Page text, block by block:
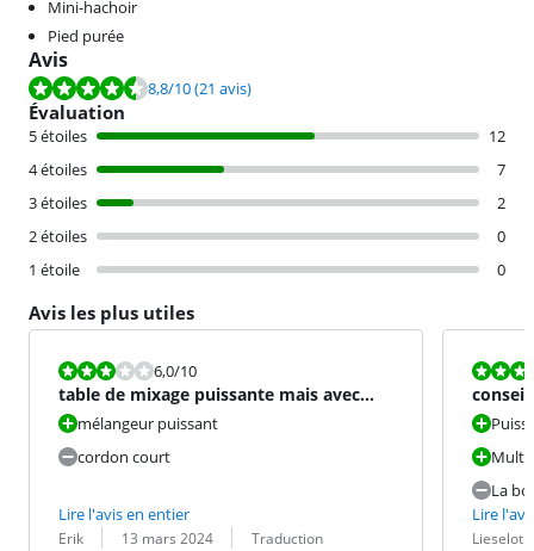
Mini-hachoir
Pied purée
Avis
La note est de 8,8 sur 10, basée sur 21 avis.
8,8/10(21 avis)
Évaluation
5 étoiles
12
4 étoiles
7
3 étoiles
2
2 étoiles
0
1 étoile
0
Avis les plus utiles
La note est 6,0 sur 10.
6,0/10
table de mixage puissante mais avec
quelques inconvénients
mélangeur puissant
cordon court
Lire l'avis en entier
Évaluation par :
Erik
Date : 13 mars 2024
Traduction :
Traduction
La note est
La
Lire
Évaluation
Lieselot
Date :
Traduction :